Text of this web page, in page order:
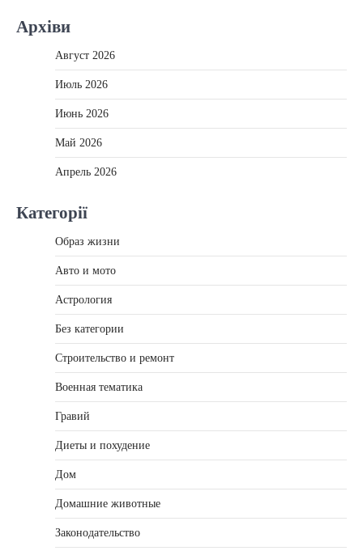
Архіви
Август 2026
Июль 2026
Июнь 2026
Май 2026
Апрель 2026
Категорії
Образ жизни
Авто и мото
Астрология
Без категории
Строительство и ремонт
Военная тематика
Гравий
Диеты и похудение
Дом
Домашние животные
Законодательство